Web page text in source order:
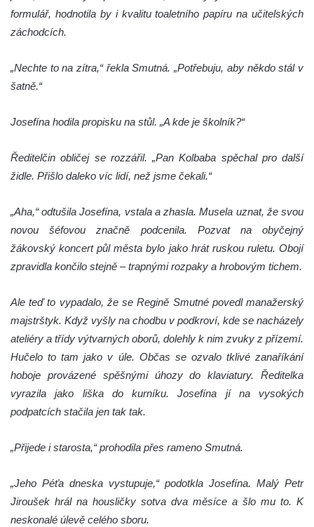
formulář, hodnotila by i kvalitu toaletního papíru na učitelských
záchodcích.
„Nechte to na zítra,“ řekla Smutná. „Potřebuju, aby někdo stál v
šatně.“
Josefína hodila propisku na stůl. „A kde je školník?“
Ředitelčin obličej se rozzářil. „Pan Kolbaba spěchal pro další
židle. Přišlo daleko víc lidí, než jsme čekali.“
„Aha,“ odtušila Josefína, vstala a zhasla. Musela uznat, že svou
novou šéfovou značně podcenila. Pozvat na obyčejný
žákovský koncert půl města bylo jako hrát ruskou ruletu. Obojí
zpravidla končilo stejně – trapnými rozpaky a hrobovým tichem.
Ale teď to vypadalo, že se Regině Smutné povedl manažerský
majstrštyk. Když vyšly na chodbu v podkroví, kde se nacházely
ateliéry a třídy výtvarných oborů, dolehly k nim zvuky z přízemí.
Hučelo to tam jako v úle. Občas se ozvalo tklivé zanaříkání
hoboje provázené spěšnými úhozy do klaviatury. Ředitelka
vyrazila jako liška do kurníku. Josefína jí na vysokých
podpatcích stačila jen tak tak.
„Přijede i starosta,“ prohodila přes rameno Smutná.
„Jeho Péťa dneska vystupuje,“ podotkla Josefína. Malý Petr
Jiroušek hrál na housličky sotva dva měsíce a šlo mu to. K
neskonalé úlevě celého sboru.